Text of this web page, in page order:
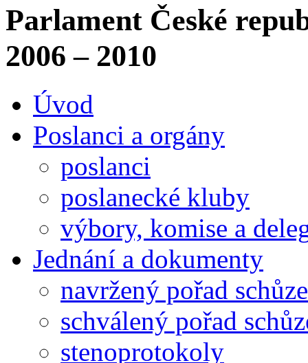
Parlament České
2006 – 2010
Úvod
Poslanci a orgány
poslanci
poslanecké kluby
výbory, komise a
Jednání a dokumenty
navržený pořad schůze
schválený pořad
stenoprotokoly